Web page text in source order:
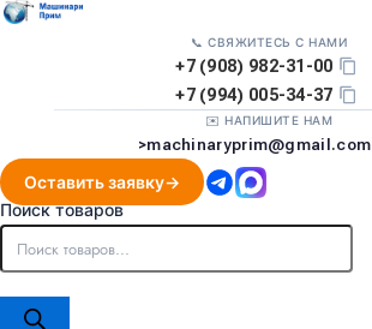
📞 СВЯЖИТЕСЬ С НАМИ
+7 (908) 982-31-00
+7 (994) 005-34-37
✉️ НАПИШИТЕ НАМ
>machinaryprim@gmail.com
Оставить заявку
Поиск товаров